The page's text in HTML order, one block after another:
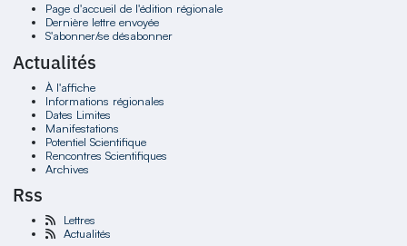
Page d'accueil de l'édition régionale
Dernière lettre envoyée
S'abonner/se désabonner
Actualités
À l'affiche
Informations régionales
Dates Limites
Manifestations
Potentiel Scientifique
Rencontres Scientifiques
Archives
Rss
Lettres
Actualités